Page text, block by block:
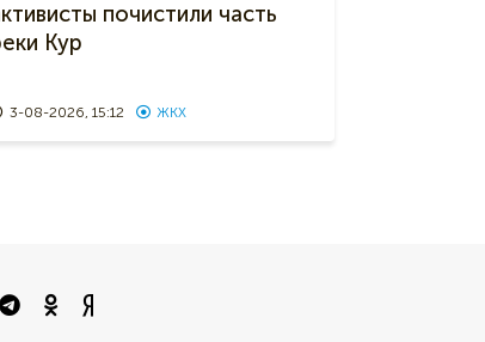
почистили часть
Кур
3-08-2026, 15:12 ЖКХ